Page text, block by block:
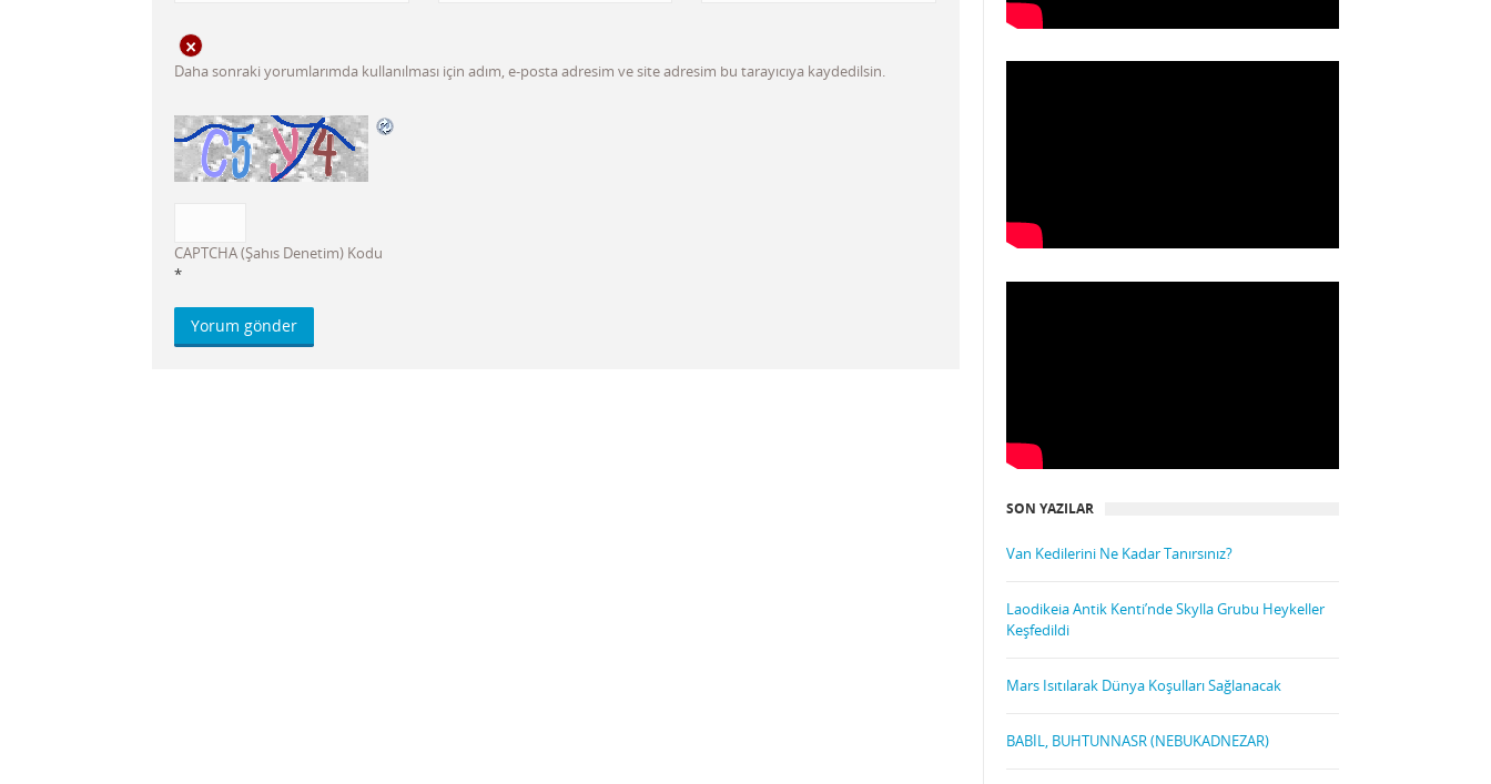
Daha sonraki yorumlarımda kullanılması için adım, e-posta adresim ve site adresim bu tarayıcıya kaydedilsin.
CAPTCHA (Şahıs Denetim) Kodu
*
SON YAZILAR
Van Kedilerini Ne Kadar Tanırsınız?
Laodikeia Antik Kenti’nde Skylla Grubu Heykeller
Keşfedildi
Mars Isıtılarak Dünya Koşulları Sağlanacak
BABİL, BUHTUNNASR (NEBUKADNEZAR)